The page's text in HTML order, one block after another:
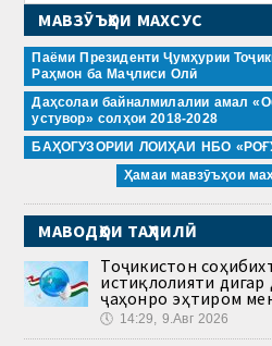
МАВЗӮЪҲОИ МАХСУС
Паёми Президенти Ҷумҳурии
Раҳмон ба Маҷлиси Олӣ
Даҳсолаи байналмилалии амал
устувор» солҳои 2018-2028
БАҲОГУЗОРИИ ЛОИҲАИ НБО
Ҳамаи мавзӯъҳои
МАВОДҲОИ ТАҲЛИЛӢ
Тоҷикистон
истиқлолияти дигар
ҷаҳонро эҳтиром
🕔 14:29, 9.Авг 2026